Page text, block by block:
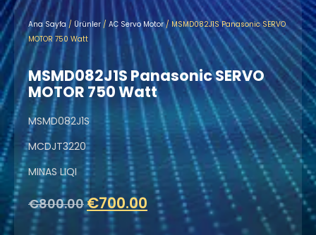
Ana Sayfa / Ürünler / AC Servo Motor/ MSMD082J1S Panasonic SERVO
MOTOR 750 Watt
MSMD082J1S Panasonic SERVO
MOTOR 750 Watt
MSMD082J1S
MCDJT3220
MINAS LIQI
€800.00€700.00